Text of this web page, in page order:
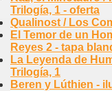
Trilogía, 1 - oferta
Qualinost / Los
El Temor de un
Reyes 2 - tapa
La Leyenda de
Trilogía, 1
Beren y Lúthien -